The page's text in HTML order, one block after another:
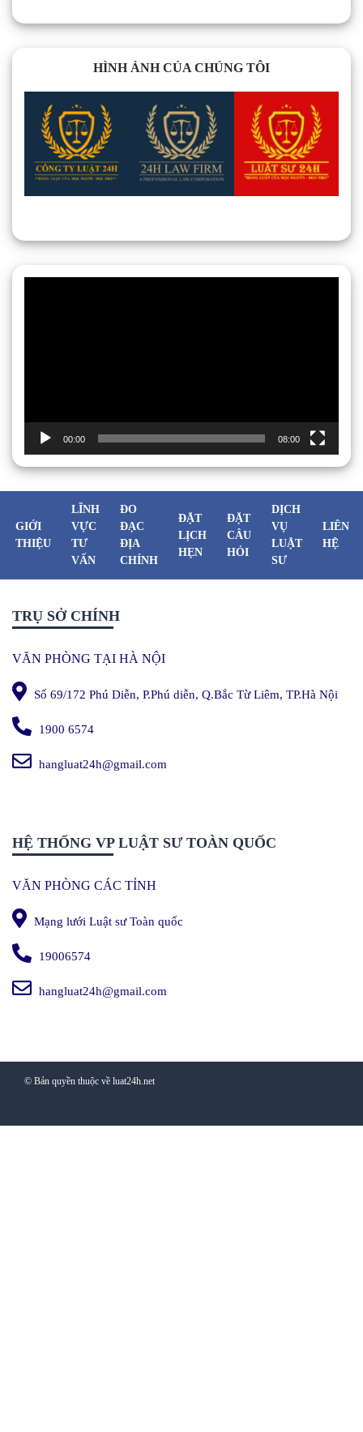
HÌNH ẢNH CỦA CHÚNG TÔI
00:00 08:00
GIỚI
THIỆU
LĨNH
VỰC
TƯ
VẤN
ĐO
ĐẠC
ĐỊA
CHÍNH
ĐẶT
LỊCH
HẸN
ĐẶT
CÂU
HỎI
DỊCH
VỤ
LUẬT
SƯ
LIÊN
HỆ
TRỤ SỞ CHÍNH
VĂN PHÒNG TẠI HÀ NỘI
Số 69/172 Phú Diễn, P.Phú diễn, Q.Bắc Từ Liêm, TP.Hà Nội
1900 6574
hangluat24h@gmail.com
HỆ THỐNG VP LUẬT SƯ TOÀN QUỐC
VĂN PHÒNG CÁC TỈNH
Mạng lưới Luật sư Toàn quốc
19006574
hangluat24h@gmail.com
© Bản quyền thuộc về luat24h.net